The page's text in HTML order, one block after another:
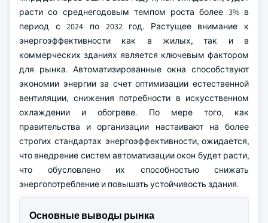
расти со среднегодовым темпом роста более 3% в
период с 2024 по 2032 год. Растущее внимание к
энергоэффективности как в жилых, так и в
коммерческих зданиях является ключевым фактором
для рынка. Автоматизированные окна способствуют
экономии энергии за счет оптимизации естественной
вентиляции, снижения потребности в искусственном
охлаждении и обогреве. По мере того, как
правительства и организации настаивают на более
строгих стандартах энергоэффективности, ожидается,
что внедрение систем автоматизации окон будет расти,
что обусловлено их способностью снижать
энергопотребление и повышать устойчивость здания.
Основные выводы рынка